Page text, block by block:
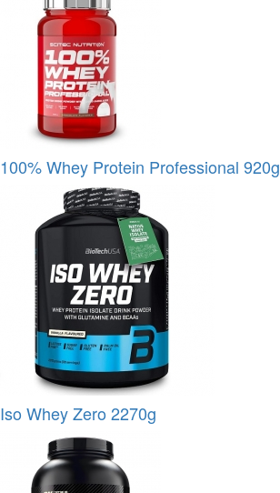
100% Whey Protein Professional 920g
Iso Whey Zero 2270g